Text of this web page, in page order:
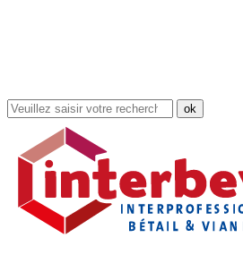
Rechercher
dans
site